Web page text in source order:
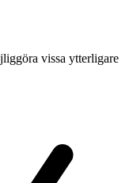
vissa ytterligare